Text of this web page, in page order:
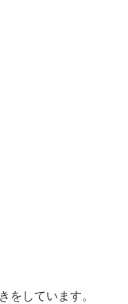
をしています。